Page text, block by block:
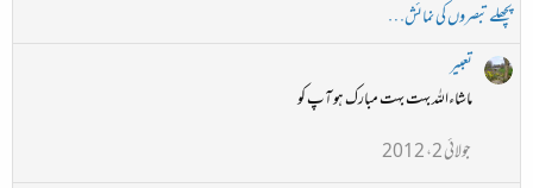
پچھلے تبصروں کی نمائش…
تعبیر
ماشاءاللہ بہت بہت مبارک ہو آپ کو
جولائی 2، 2012